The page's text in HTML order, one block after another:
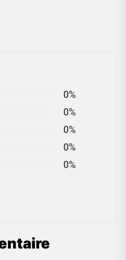
0%
0%
0%
0%
0%